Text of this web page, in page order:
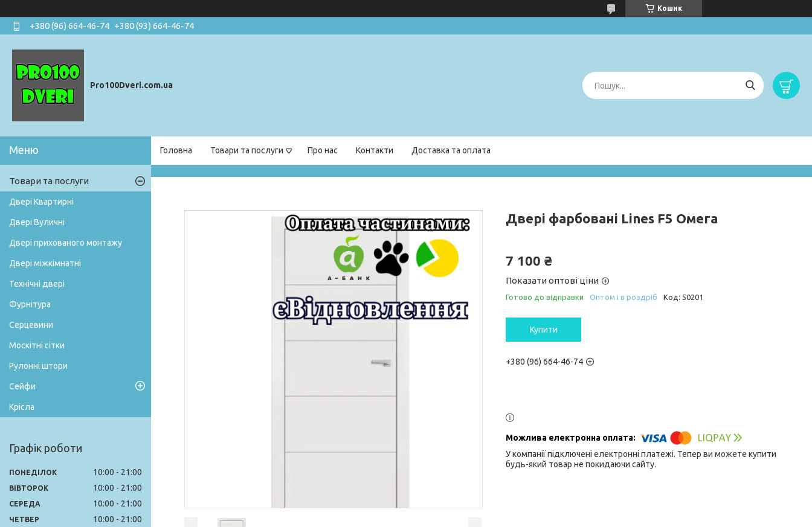
Кошик
+380 (96) 664-46-74 +380 (93) 664-46-74
Pro100Dveri.com.ua
Головна Товари та послуги Про нас Контакти Доставка та оплата
Двері фарбовані Lines F5 Омега
7 100 ₴
Показати оптові ціни
Готово до відправки Оптом і в роздріб Код: 50201
Купити
+380 (96) 664-46-74
У компанії підключені електронні платежі. Тепер ви можете купити
будь-який товар не покидаючи сайту.
Товари та послуги
Двері Квартирні
Двері Вуличні
Двері прихованого монтажу
Двері міжкімнатні
Технічні двері
Фурнітура
Серцевини
Москітні сітки
Рулонні штори
Сейфи
Крісла
Графік роботи
ПОНЕДІЛОК 10:00 21:00
ВІВТОРОК 10:00 21:00
СЕРЕДА 10:00 21:00
ЧЕТВЕР 10:00 21:00